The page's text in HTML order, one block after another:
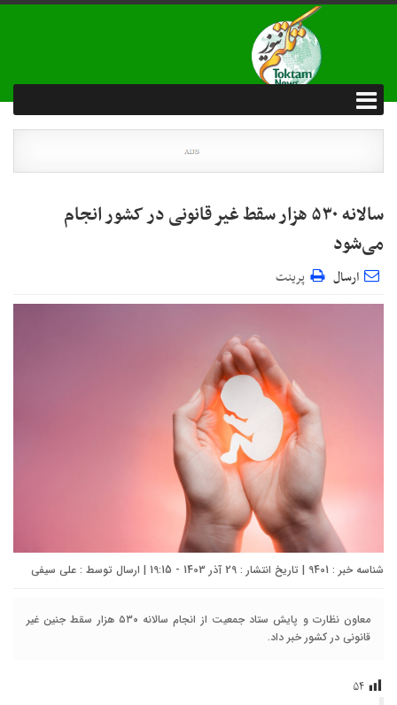
سالانه ۵۳۰ هزار سقط غیر قانونی در کشور انجام
می‌شود
ارسال پرینت
شناسه خبر : 9401 | تاریخ انتشار : 29 آذر 1403 - 19:15 | ارسال توسط : علی سیفی
معاون نظارت و پایش ستاد جمعیت از انجام سالانه ۵۳۰ هزار سقط جنین غیر
قانونی در کشور خبر داد.
۵۴